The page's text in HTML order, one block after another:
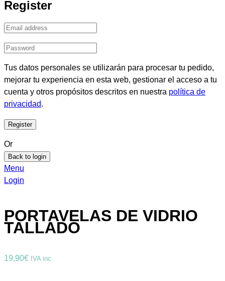
Register
Tus datos personales se utilizarán para procesar tu pedido,
mejorar tu experiencia en esta web, gestionar el acceso a tu
cuenta y otros propósitos descritos en nuestra política de
privacidad.
Or
Back to login
Menu
Login
PORTAVELAS DE VIDRIO
TALLADO
19,90€ IVA inc